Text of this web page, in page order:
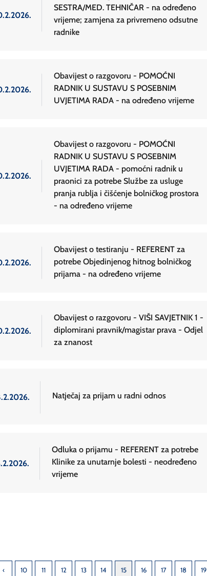
SESTRA/MED. TEHNIČAR - na određeno
vrijeme; zamjena za privremeno odsutne
radnike
Obavijest o razgovoru - POMOĆNI
RADNIK U SUSTAVU S POSEBNIM
UVJETIMA RADA - na određeno vrijeme
Obavijest o razgovoru - POMOĆNI
RADNIK U SUSTAVU S POSEBNIM
UVJETIMA RADA - pomoćni radnik u
praonici za potrebe Službe za usluge
pranja rublja i čišćenje bolničkog prostora
- na određeno vrijeme
Obavijest o testiranju - REFERENT za
potrebe Objedinjenog hitnog bolničkog
prijama - na određeno vrijeme
Obavijest o razgovoru - VIŠI SAVJETNIK 1 -
diplomirani pravnik/magistar prava - Odjel
za znanost
Natječaj za prijam u radni odnos
Odluka o prijamu - REFERENT za potrebe
Klinike za unutarnje bolesti - neodređeno
vrijeme
10 11 12 13 14 15 16 17 18 19